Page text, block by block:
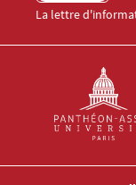
La lettre